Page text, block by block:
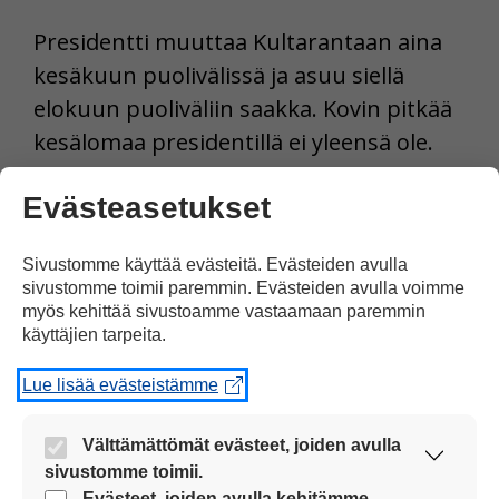
Presidentti muuttaa Kultarantaan aina
kesäkuun puolivälissä ja asuu siellä
elokuun puoliväliin saakka. Kovin pitkää
kesälomaa presidentillä ei yleensä ole.
Tulosta uutinen
Juttu kuvilla
tuettuna
Jaa Facebookissa
Evästeasetukset
Sivustomme käyttää evästeitä. Evästeiden avulla
sivustomme toimii paremmin. Evästeiden avulla voimme
myös kehittää sivustoamme vastaamaan paremmin
käyttäjien tarpeita.
Lue lisää evästeistämme
Välttämättömät evästeet, joiden avulla
sivustomme toimii.